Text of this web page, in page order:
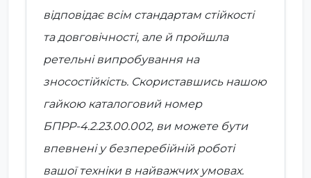
відповідає всім стандартам стійкості
та довговічності, але й пройшла
ретельні випробування на
зносостійкість. Скориставшись нашою
гайкою каталоговий номер
БПРР-4.2.23.00.002, ви можете бути
впевнені у безперебійній роботі
вашої техніки в найважчих умовах.